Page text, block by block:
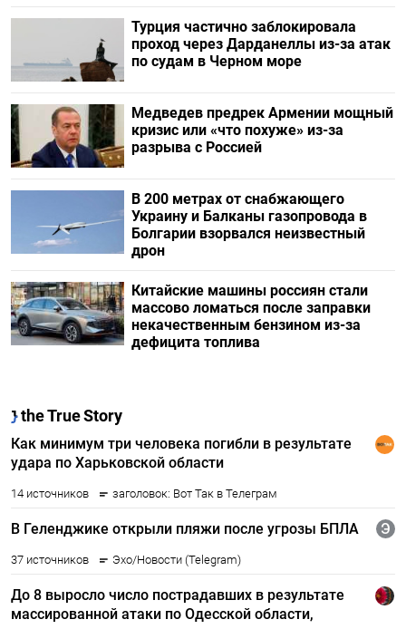
Турция частично заблокировала
проход через Дарданеллы из-за атак
по судам в Черном море
Медведев предрек Армении мощный
кризис или «что похуже» из-за
разрыва с Россией
В 200 метрах от снабжающего
Украину и Балканы газопровода в
Болгарии взорвался неизвестный
дрон
Китайские машины россиян стали
массово ломаться после заправки
некачественным бензином из-за
дефицита топлива